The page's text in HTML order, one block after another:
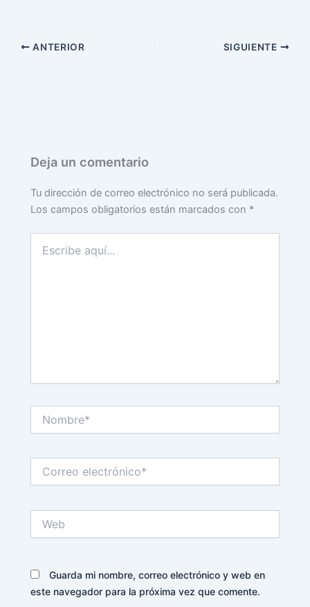
ANTERIOR SIGUIENTE
Deja un comentario
Tu dirección de correo electrónico no será publicada.
Los campos obligatorios están marcados con *
aquí...
electrónico*
Guarda mi nombre, correo electrónico y web en
este navegador para la próxima vez que comente.